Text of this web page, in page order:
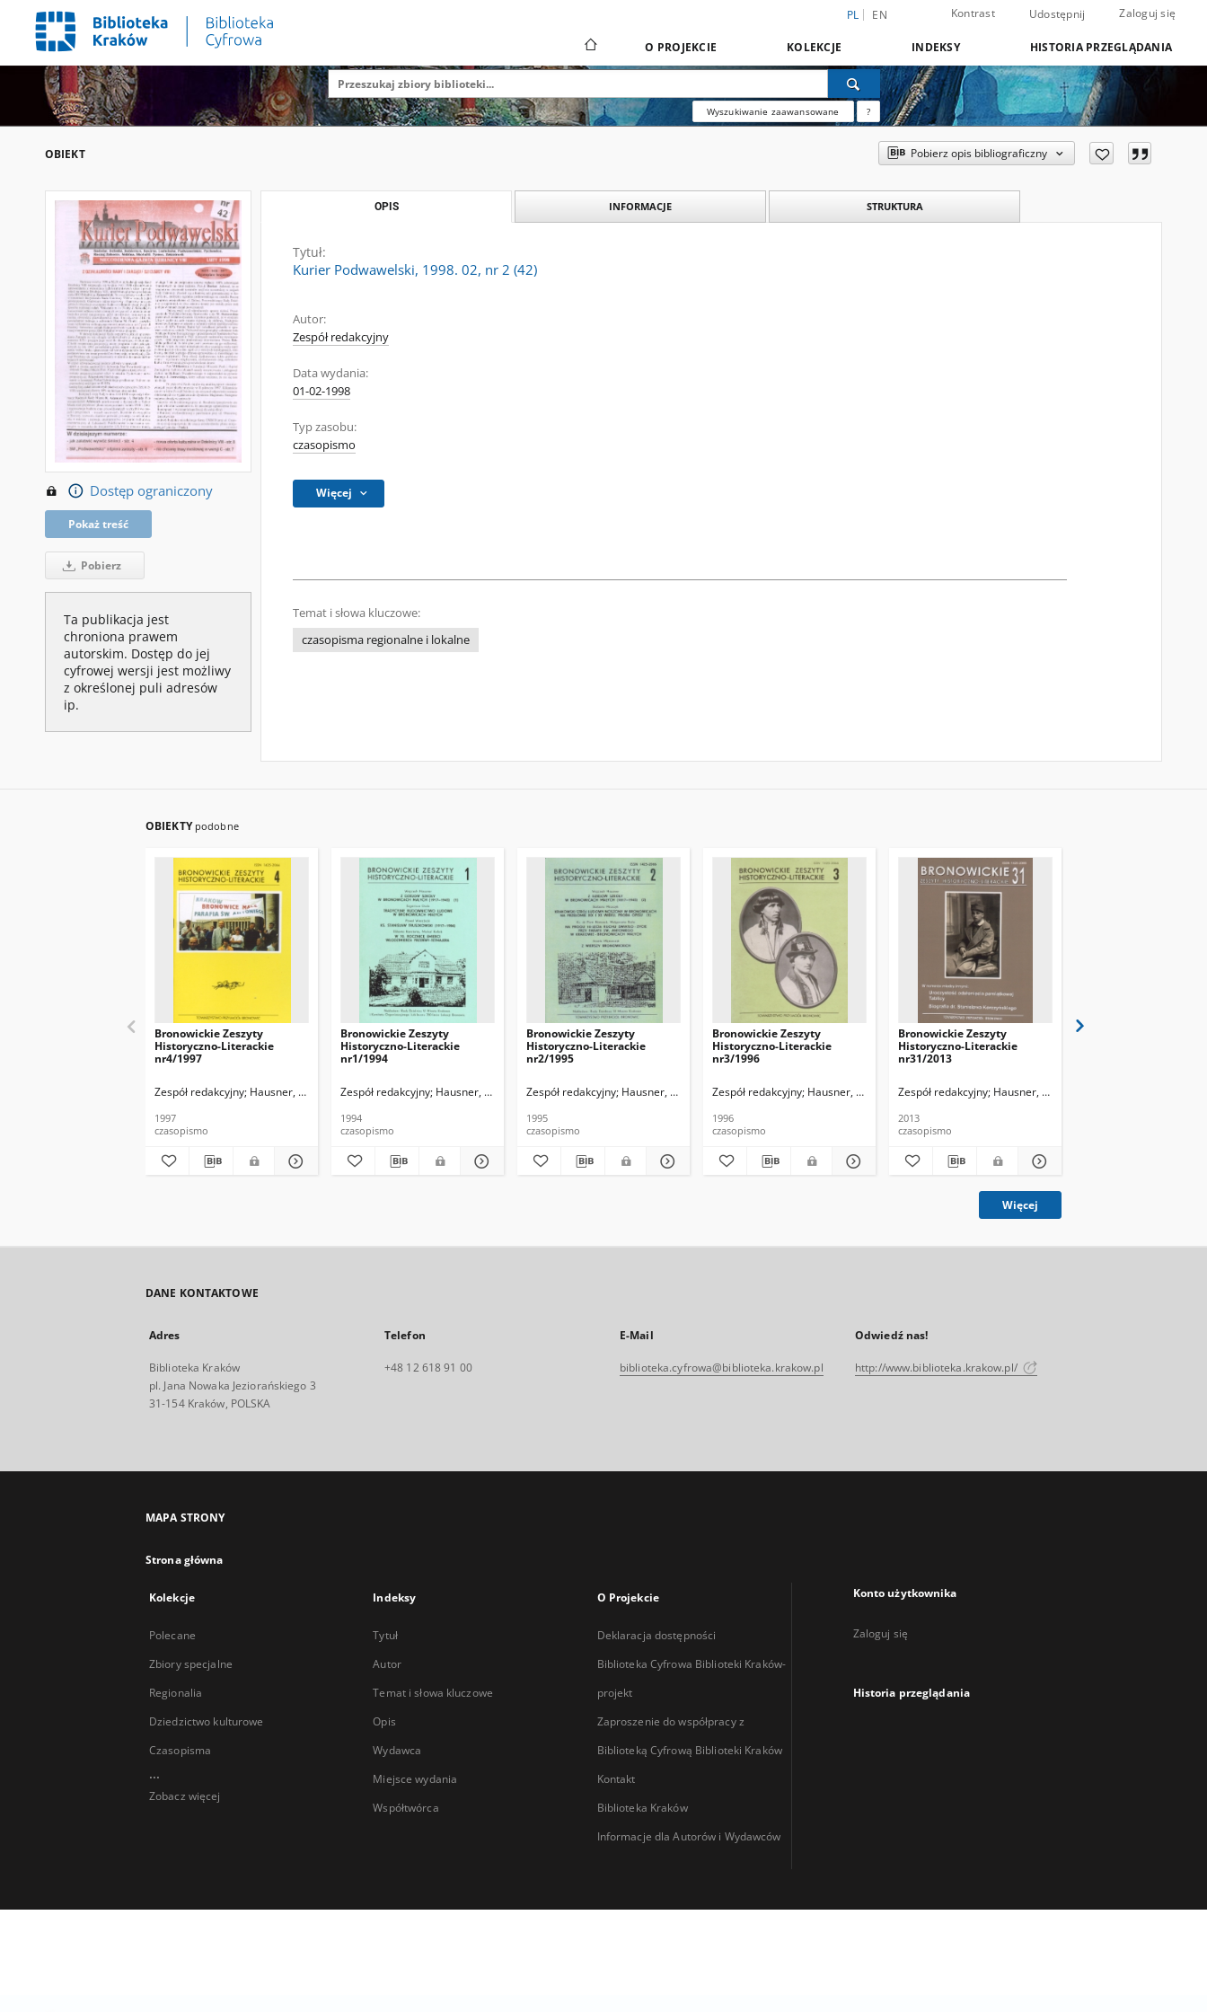
PL EN Kontrast Udostępnij Zaloguj się
O PROJEKCIE KOLEKCJE INDEKSY HISTORIA PRZEGLĄDANIA
Wyszukiwanie zaawansowane ?
OBIEKT Pobierz opis bibliograficzny
Dostęp ograniczony
Pokaż treść
Pobierz
Ta publikacja jest
chroniona prawem
autorskim. Dostęp do jej
cyfrowej wersji jest możliwy
z określonej puli adresów
ip.
OPIS INFORMACJE STRUKTURA
Tytuł:
Kurier Podwawelski, 1998. 02, nr 2 (42)
Autor:
Zespół redakcyjny
Data wydania:
01-02-1998
Typ zasobu:
czasopismo
Więcej
Temat i słowa kluczowe:
czasopisma regionalne i lokalne
OBIEKTY podobne
Bronowickie Zeszyty
Historyczno-Literackie
nr4/1997
Zespół redakcyjny Hausner, Wojciech
1997
czasopismo
Bronowickie Zeszyty
Historyczno-Literackie
nr1/1994
Zespół redakcyjny Hausner, Wojciech
1994
czasopismo
Bronowickie Zeszyty
Historyczno-Literackie
nr2/1995
Zespół redakcyjny Hausner, Wojciech
1995
czasopismo
Bronowickie Zeszyty
Historyczno-Literackie
nr3/1996
Zespół redakcyjny Hausner, Wojciech
1996
czasopismo
Bronowickie Zeszyty
Historyczno-Literackie
nr31/2013
Zespół redakcyjny Hausner, Wojciech
2013
czasopismo
Więcej
DANE KONTAKTOWE
Adres
Biblioteka Kraków
pl. Jana Nowaka Jeziorańskiego 3
31-154 Kraków, POLSKA
Telefon
+48 12 618 91 00
E-Mail
biblioteka.cyfrowa@biblioteka.krakow.pl
Odwiedź nas!
http://www.biblioteka.krakow.pl/
MAPA STRONY
Strona główna
Kolekcje
Polecane
Zbiory specjalne
Regionalia
Dziedzictwo kulturowe
Czasopisma
...
Zobacz więcej
Indeksy
Tytuł
Autor
Temat i słowa kluczowe
Opis
Wydawca
Miejsce wydania
Współtwórca
O Projekcie
Deklaracja dostępności
Biblioteka Cyfrowa Biblioteki Kraków-
projekt
Zaproszenie do współpracy z
Biblioteką Cyfrową Biblioteki Kraków
Kontakt
Biblioteka Kraków
Informacje dla Autorów i Wydawców
Konto użytkownika
Zaloguj się
Historia przeglądania